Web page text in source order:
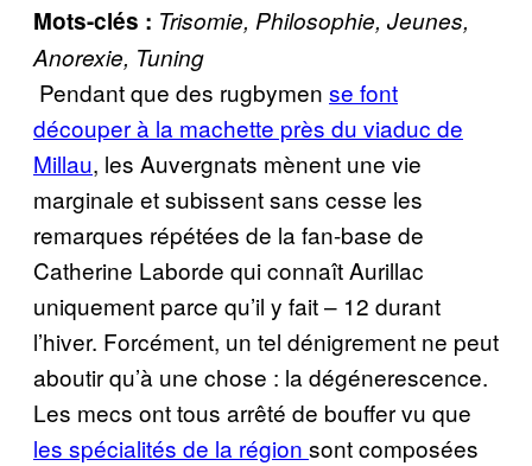
Mots-clés : Trisomie, Philosophie, Jeunes,
Anorexie, Tuning
Pendant que des rugbymen se font
découper à la machette près du viaduc de
Millau, les Auvergnats mènent une vie
marginale et subissent sans cesse les
remarques répétées de la fan-base de
Catherine Laborde qui connaît Aurillac
uniquement parce qu’il y fait – 12 durant
l’hiver. Forcément, un tel dénigrement ne peut
aboutir qu’à une chose : la dégénerescence.
Les mecs ont tous arrêté de bouffer vu que
les spécialités de la région sont composées